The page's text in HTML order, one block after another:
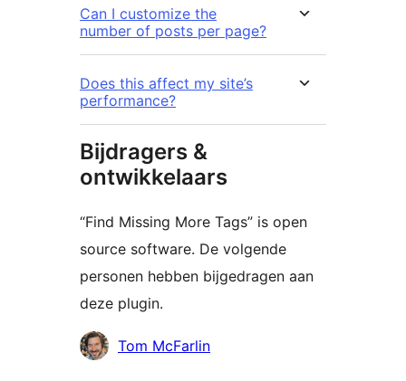
Can I customize the
number of posts per page?
Does this affect my site’s
performance?
Bijdragers &
ontwikkelaars
“Find Missing More Tags” is open
source software. De volgende
personen hebben bijgedragen aan
deze plugin.
BijdragersTom McFarlin